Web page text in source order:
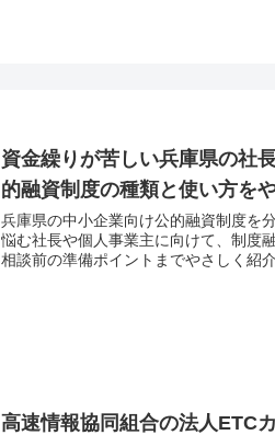
資金繰りが苦しい兵庫県の社
的融資制度の種類と使い方を
兵庫県の中小企業向け公的融資制度を
悩む社長や個人事業主に向けて、制度
相談前の準備ポイントまでやさしく紹介
高速情報協同組合の法人ETC